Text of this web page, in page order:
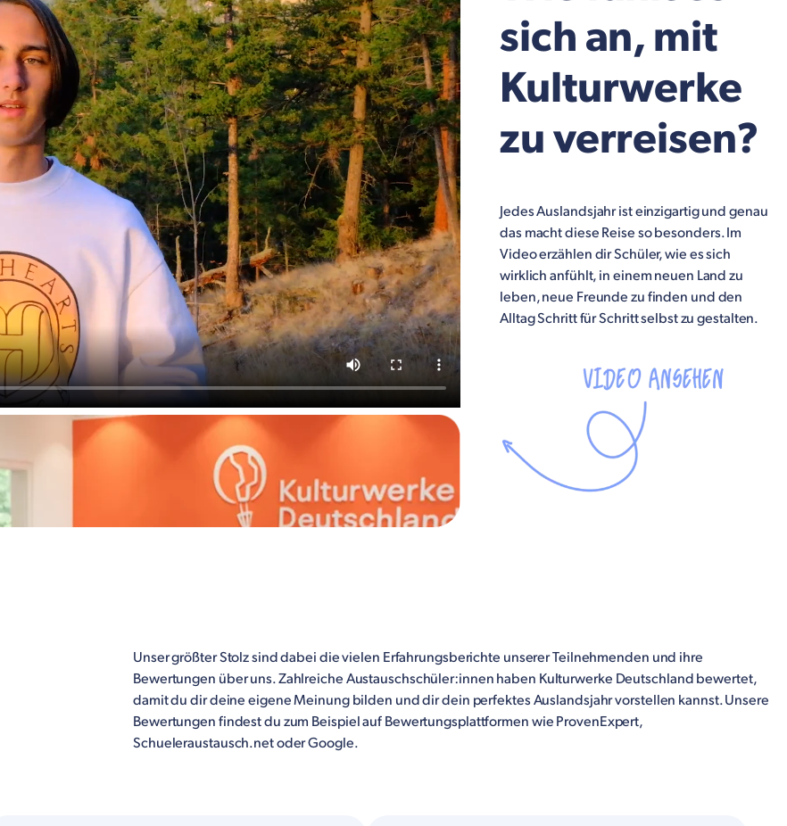
sich an, mit
Kulturwerke
zu verreisen?
Jedes Auslandsjahr ist einzigartig und genau
das macht diese Reise so besonders. Im
Video erzählen dir Schüler, wie es sich
wirklich anfühlt, in einem neuen Land zu
leben, neue Freunde zu finden und den
Alltag Schritt für Schritt selbst zu gestalten.
Unser größter Stolz sind dabei die vielen Erfahrungsberichte unserer Teilnehmenden und ihre
Bewertungen über uns. Zahlreiche Austauschschüler:innen haben Kulturwerke Deutschland bewertet,
damit du dir deine eigene Meinung bilden und dir dein perfektes Auslandsjahr vorstellen kannst. Unsere
Bewertungen findest du zum Beispiel auf Bewertungsplattformen wie ProvenExpert,
Schueleraustausch.net oder Google.